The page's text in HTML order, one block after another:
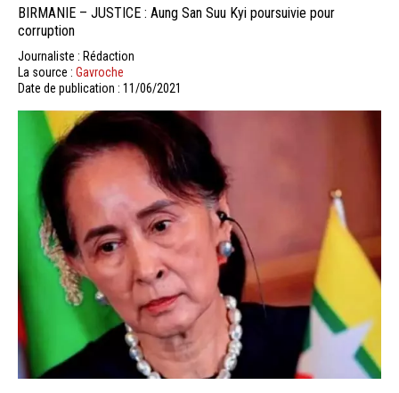
BIRMANIE – JUSTICE : Aung San Suu Kyi poursuivie pour
corruption
Journaliste : Rédaction
La source : Gavroche
Date de publication : 11/06/2021